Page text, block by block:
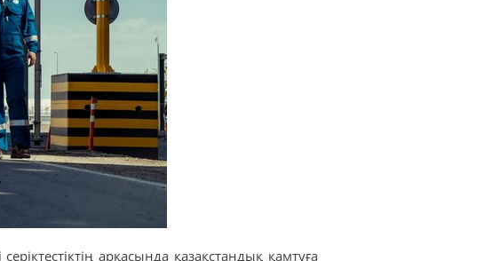
арқасында қазақстандық қамтуға